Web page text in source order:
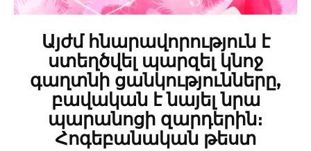
Այժմ հնարավորություն է
ստեղծվել պարզել կնոջ
գաղտնի ցանկությունները,
բավական է նայել նրա
պարանոցի զարդերին։
Հոգեբանական թեստ